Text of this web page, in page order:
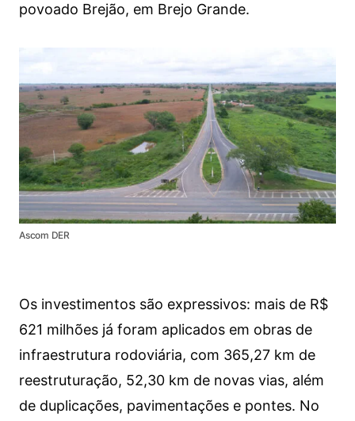
povoado Brejão, em Brejo Grande.
Ascom DER
Os investimentos são expressivos: mais de R$
621 milhões já foram aplicados em obras de
infraestrutura rodoviária, com 365,27 km de
reestruturação, 52,30 km de novas vias, além
de duplicações, pavimentações e pontes. No